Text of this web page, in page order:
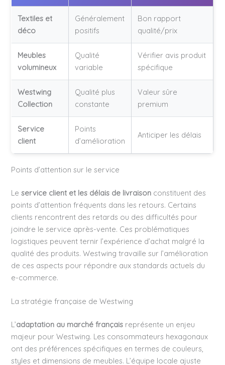
Textiles et
déco
Généralement
positifs
Bon rapport
qualité/prix
Meubles
volumineux
Qualité
variable
Vérifier avis produit
spécifique
Westwing
Collection
Qualité plus
constante
Valeur sûre
premium
Service
client
Points
d’amélioration
Anticiper les délais
Points d’attention sur le service
Leservice client et les délais de livraison constituent des
points d’attention fréquents dans les retours. Certains
clients rencontrent des retards ou des difficultés pour
joindre le service après-vente. Ces problématiques
logistiques peuvent ternir l’expérience d’achat malgré la
qualité des produits. Westwing travaille sur l’amélioration
de ces aspects pour répondre aux standards actuels du
e-commerce.
La stratégie française de Westwing
L’adaptation au marché français représente un enjeu
majeur pour Westwing. Les consommateurs hexagonaux
ont des préférences spécifiques en termes de couleurs,
styles et dimensions de meubles. L’équipe locale ajuste